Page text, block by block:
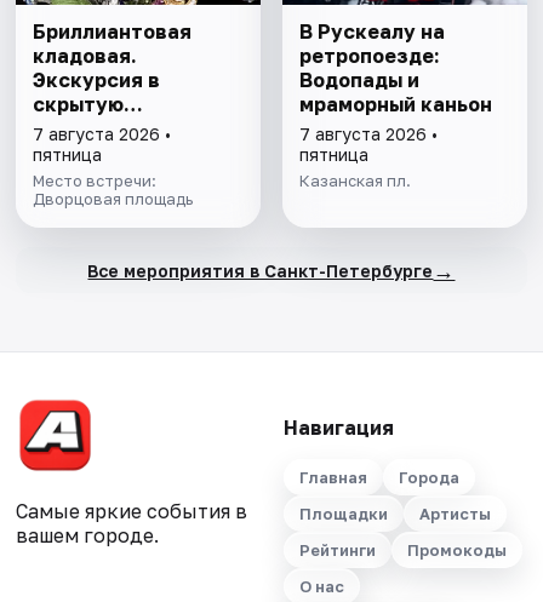
Бриллиантовая
кладовая.
Экскурсия в
скрытую
сокровищницу
Эрмитажа с
билетом в музей
7 августа 2026 •
пятница
Место встречи:
Дворцовая площадь
В Рускеалу на
ретропоезде:
Водопады и
мраморный каньон
7 августа 2026 •
пятница
Казанская пл.
Все мероприятия в Санкт-Петербурге →
Самые яркие события в
вашем городе.
Навигация
Главная
Города
Площадки
Артисты
Рейтинги
Промокоды
О нас